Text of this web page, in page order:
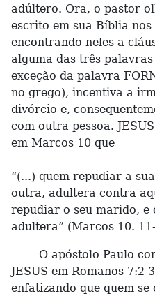
adúltero. Ora, o pastor
escrito em sua Bíblia
encontrando neles a
alguma das três
exceção da palavra
no grego), incentiva a
divórcio e,
com outra pessoa.
em Marcos 10 que
“(...) quem repudiar a
outra, adultera contra
repudiar o seu marido, e
adultera” (Marcos 10.
O apóstolo Paulo
JESUS em Romanos
enfatizando que quem